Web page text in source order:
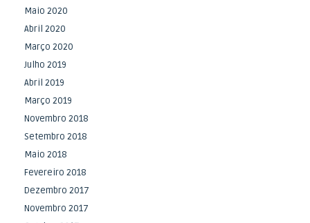
Maio 2020
Abril 2020
Março 2020
Julho 2019
Abril 2019
Março 2019
Novembro 2018
Setembro 2018
Maio 2018
Fevereiro 2018
Dezembro 2017
Novembro 2017